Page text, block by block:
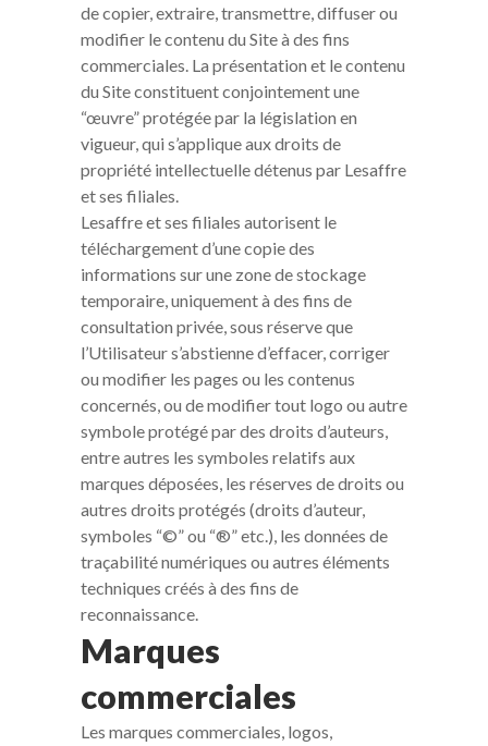
de copier, extraire, transmettre, diffuser ou
modifier le contenu du Site à des fins
commerciales. La présentation et le contenu
du Site constituent conjointement une
“œuvre” protégée par la législation en
vigueur, qui s’applique aux droits de
propriété intellectuelle détenus par Lesaffre
et ses filiales.
Lesaffre et ses filiales autorisent le
téléchargement d’une copie des
informations sur une zone de stockage
temporaire, uniquement à des fins de
consultation privée, sous réserve que
l’Utilisateur s’abstienne d’effacer, corriger
ou modifier les pages ou les contenus
concernés, ou de modifier tout logo ou autre
symbole protégé par des droits d’auteurs,
entre autres les symboles relatifs aux
marques déposées, les réserves de droits ou
autres droits protégés (droits d’auteur,
symboles “©” ou “®” etc.), les données de
traçabilité numériques ou autres éléments
techniques créés à des fins de
reconnaissance.
Marques
commerciales
Les marques commerciales, logos,